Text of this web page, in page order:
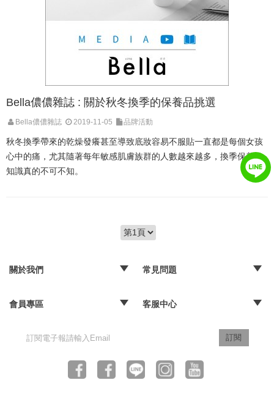
Bella儂儂雜誌 : 關於秋冬換季的保養品挑選
Bella儂儂雜誌 2019-11-05 品牌活動
秋冬換季帶來的乾燥發癢甚至導致底妝容易不服貼一直都是每個女孩
心中的痛，尤其隨著每年敏感肌膚族群的人數越來越多，換季保養的
知識真的不可不知。
關於我們 常見問題
會員專區
客服中心
訂閱